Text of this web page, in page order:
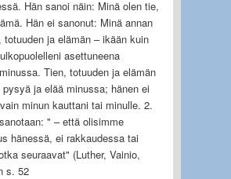
Hän sanoi näin: Minä olen tie,
Hän ei sanonut: Minä annan
totuuden ja elämän – ikään kuin
asettuneena
Tien, totuuden ja elämän
ja elää minussa; hänen ei
minun kauttani tai minulle. 2.
" – että olisimme
hänessä, ei rakkaudessa tai
seuraavat" (Luther, Vainio,
s. 52